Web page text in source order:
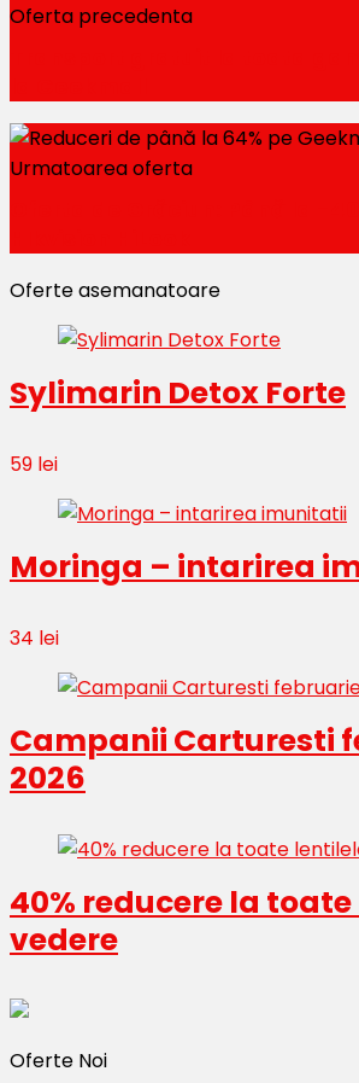
Oferta precedenta
Urmatoarea oferta
Oferte asemanatoare
Sylimarin Detox Forte
59 lei
Moringa – intarirea
34 lei
Campanii Carturesti
2026
40% reducere la
vedere
Oferte Noi